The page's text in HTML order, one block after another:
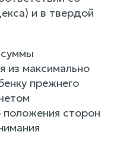
и в твердой
из максимально
прежнего
положения сторон